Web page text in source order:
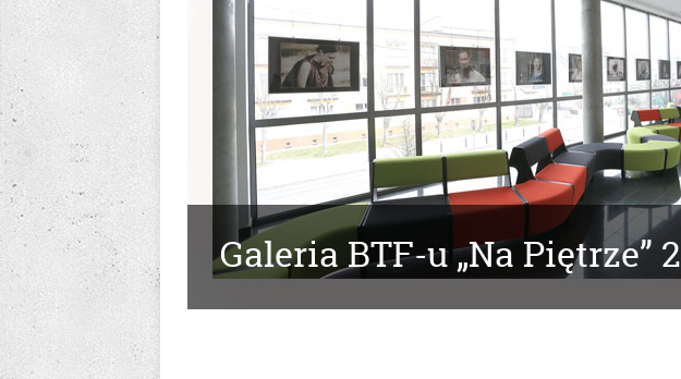
Galeria BTF-u „Na Piętrze” 2